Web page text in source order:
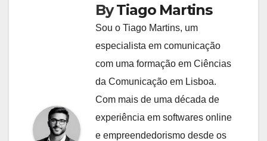
ByTiago Martins
Sou o Tiago Martins, um
especialista em comunicação
com uma formação em Ciências
da Comunicação em Lisboa.
Com mais de uma década de
experiência em softwares online
e empreendedorismo desde os